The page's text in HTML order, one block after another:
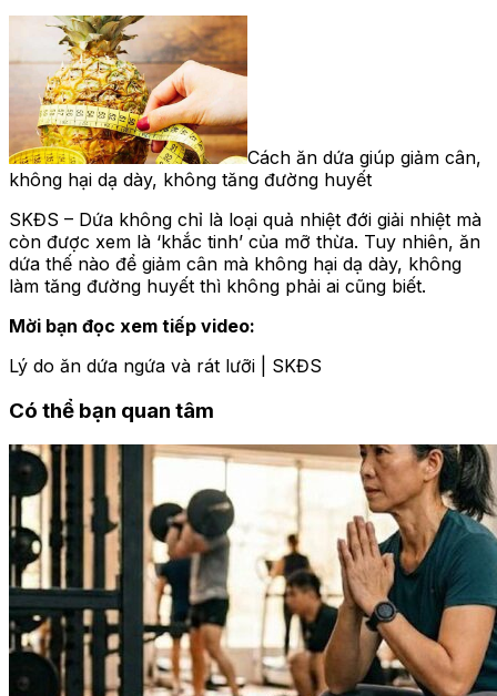
Cách ăn dứa giúp giảm cân,
không hại dạ dày, không tăng đường huyết
SKĐS – Dứa không chỉ là loại quả nhiệt đới giải nhiệt mà
còn được xem là ‘khắc tinh’ của mỡ thừa. Tuy nhiên, ăn
dứa thế nào để giảm cân mà không hại dạ dày, không
làm tăng đường huyết thì không phải ai cũng biết.
Mời bạn đọc xem tiếp video:
Lý do ăn dứa ngứa và rát lưỡi | SKĐS
Có thể bạn quan tâm